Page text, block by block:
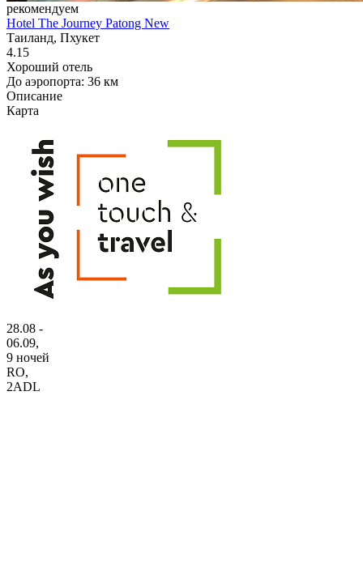
рекомендуем
Hotel The Journey Patong New
Таиланд, Пхукет
4.15
Хороший отель
До аэропорта: 36 км
Описание
Карта
28.08 -
06.09,
9 ночей
RO,
2ADL